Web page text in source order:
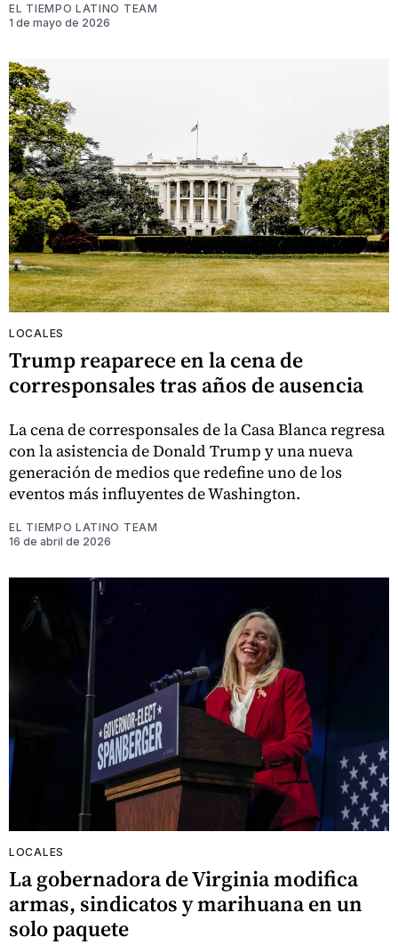
EL TIEMPO LATINO TEAM
1 de mayo de 2026
LOCALES
Trump reaparece en la cena de
corresponsales tras años de ausencia
La cena de corresponsales de la Casa Blanca regresa
con la asistencia de Donald Trump y una nueva
generación de medios que redefine uno de los
eventos más influyentes de Washington.
EL TIEMPO LATINO TEAM
16 de abril de 2026
LOCALES
La gobernadora de Virginia modifica
armas, sindicatos y marihuana en un
solo paquete